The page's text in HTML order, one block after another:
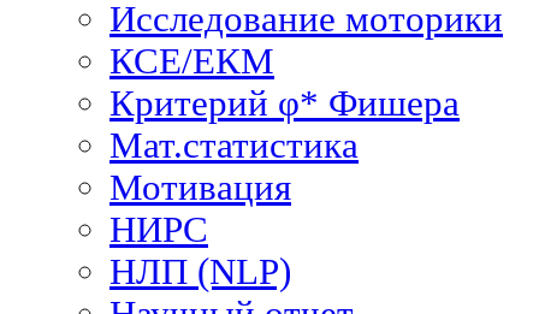
Исследование моторики
КСЕ/ЕКМ
Критерий φ* Фишера
Мат.статистика
Мотивация
НИРС
НЛП (NLP)